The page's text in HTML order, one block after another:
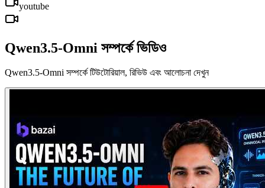
youtube
Qwen3.5-Omni সম্পর্কে ভিডিও
Qwen3.5-Omni সম্পর্কে টিউটোরিয়াল, রিভিউ এবং আলোচনা দেখুন